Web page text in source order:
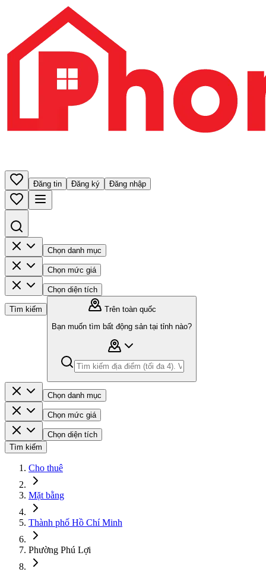
Đăng tin Đăng ký Đăng nhập
Chọn danh mục
Chọn mức giá
Chọn diện tích
Tìm kiếm
Trên toàn quốc
Bạn muốn tìm bất động sản tại tỉnh nào?
Chọn danh mục
Chọn mức giá
Chọn diện tích
Tìm kiếm
Cho thuê
Mặt bằng
Thành phố Hồ Chí Minh
Phường Phú Lợi